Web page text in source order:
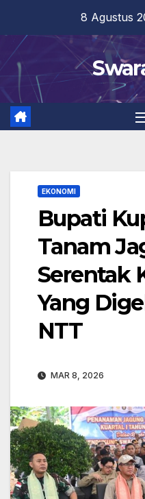
content
8 Agustus
EKONOMI
Bupati
Tanam
Serentak
Yang
NTT
MAR 8, 2026